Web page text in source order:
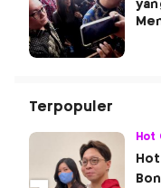
Terpopuler
Hot